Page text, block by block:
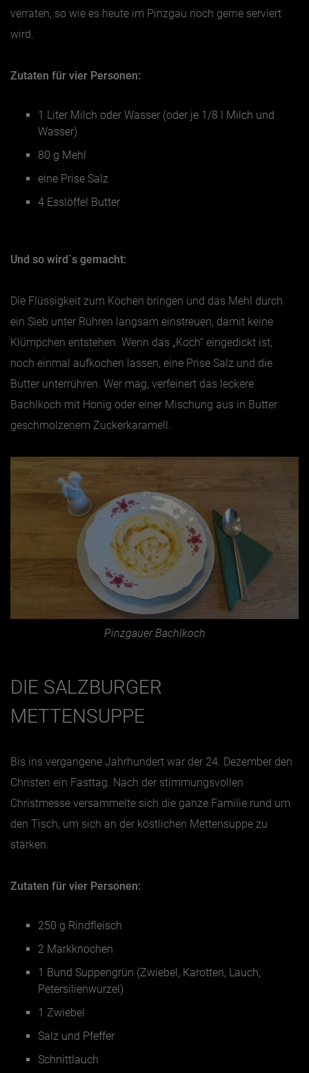
Juli
August
Oktober
Dezember
verraten, so wie es heute im Pinzgau noch gerne serviert
wird.
Zutaten für vier Personen:
1 Liter Milch oder Wasser (oder je 1/8 l Milch und
Wasser)
80 g Mehl
eine Prise Salz
4 Esslöffel Butter
Und so wird`s gemacht:
Die Flüssigkeit zum Kochen bringen und das Mehl durch
ein Sieb unter Rühren langsam einstreuen, damit keine
Klümpchen entstehen. Wenn das „Koch“ eingedickt ist,
noch einmal aufkochen lassen, eine Prise Salz und die
Butter unterrühren. Wer mag, verfeinert das leckere
Bachlkoch mit Honig oder einer Mischung aus in Butter
geschmolzenem Zuckerkaramell.
Pinzgauer Bachlkoch
DIE SALZBURGER
METTENSUPPE
Bis ins vergangene Jahrhundert war der 24. Dezember den
Christen ein Fasttag. Nach der stimmungsvollen
Christmesse versammelte sich die ganze Familie rund um
den Tisch, um sich an der köstlichen Mettensuppe zu
stärken.
Zutaten für vier Personen:
250 g Rindfleisch
2 Markknochen
1 Bund Suppengrün (Zwiebel, Karotten, Lauch,
Petersilienwurzel)
1 Zwiebel
Salz und Pfeffer
Schnittlauch